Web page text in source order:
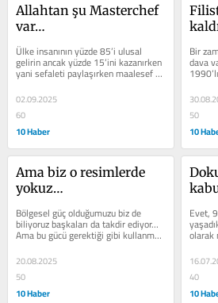
Allahtan şu Masterchef
var…
Ülke insanının yüzde 85’i ulusal
gelirin ancak yüzde 15’ini kazanırken
yani sefaleti paylaşırken maalesef
bir avuç insan ülke...
02.09.2025
60
10 Haber
Bir
dava
50
10
Ama biz o resimlerde
yokuz…
Bölgesel güç olduğumuzu biz de
biliyoruz başkaları da takdir ediyor…
Ama bu gücü gerektiği gibi kullanma
becerisi gösterebiliyor muyuz...
20.08.2025
50
10 Haber
Evet,
olarak
40
10